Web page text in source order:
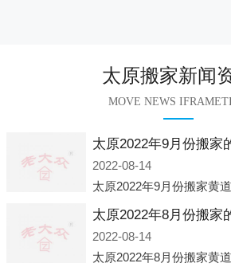
太原搬家新闻
MOVE NEWS
2022-08-14
2022-08-14